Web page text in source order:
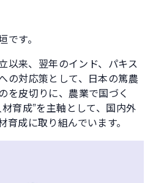
です。
以来、翌年のインド、パキス
の対応策として、日本の篤農
を皮切りに、農業で国づく
育成”を主軸として、国内外
育成に取り組んでいます。